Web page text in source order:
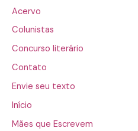
Acervo
Colunistas
Concurso literário
Contato
Envie seu texto
Início
Mães que Escrevem